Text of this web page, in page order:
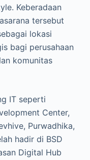
Keberadaan
tersebut
lokasi
bagi perusahaan
komunitas
IT seperti
Center,
Purwadhika,
hadir di BSD
Digital Hub